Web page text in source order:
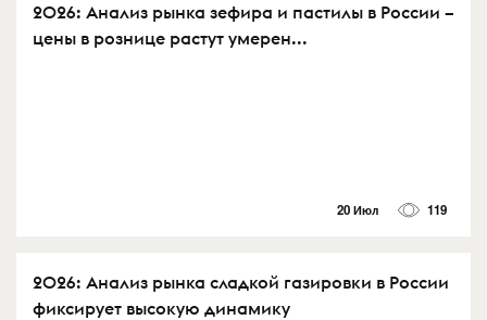
2026: Анализ рынка зефира и пастилы в России –
цены в рознице растут умерен...
20 Июл 119
2026: Анализ рынка сладкой газировки в России
фиксирует высокую динамику